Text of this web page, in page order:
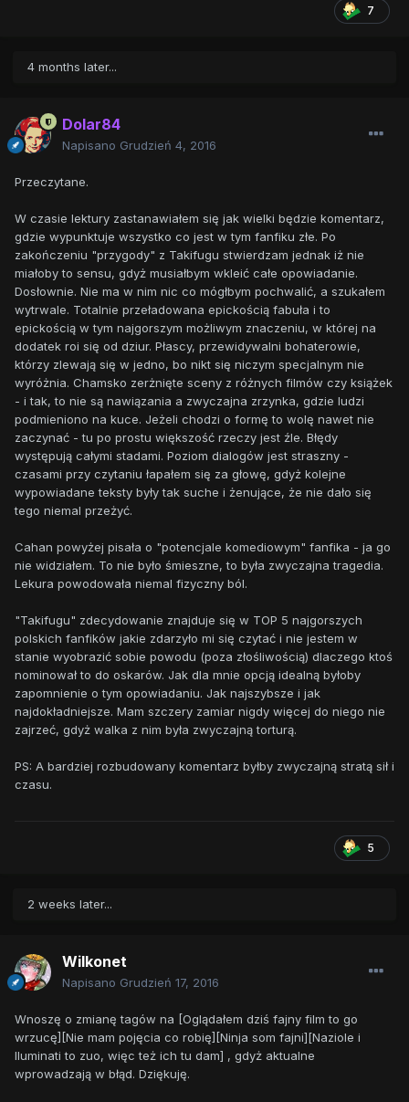
7
4 months later...
Dolar84
Napisano Grudzień 4, 2016
Przeczytane.
W czasie lektury zastanawiałem się jak wielki będzie komentarz,
gdzie wypunktuje wszystko co jest w tym fanfiku złe. Po
zakończeniu "przygody" z Takifugu stwierdzam jednak iż nie
miałoby to sensu, gdyż musiałbym wkleić całe opowiadanie.
Dosłownie. Nie ma w nim nic co mógłbym pochwalić, a szukałem
wytrwale. Totalnie przeładowana epickością fabuła i to
epickością w tym najgorszym możliwym znaczeniu, w której na
dodatek roi się od dziur. Płascy, przewidywalni bohaterowie,
którzy zlewają się w jedno, bo nikt się niczym specjalnym nie
wyróżnia. Chamsko zerżnięte sceny z różnych filmów czy książek
- i tak, to nie są nawiązania a zwyczajna zrzynka, gdzie ludzi
podmieniono na kuce. Jeżeli chodzi o formę to wolę nawet nie
zaczynać - tu po prostu większość rzeczy jest źle. Błędy
występują całymi stadami. Poziom dialogów jest straszny -
czasami przy czytaniu łapałem się za głowę, gdyż kolejne
wypowiadane teksty były tak suche i żenujące, że nie dało się
tego niemal przeżyć.
Cahan powyżej pisała o "potencjale komediowym" fanfika - ja go
nie widziałem. To nie było śmieszne, to była zwyczajna tragedia.
Lekura powodowała niemal fizyczny ból.
"Takifugu" zdecydowanie znajduje się w TOP 5 najgorszych
polskich fanfików jakie zdarzyło mi się czytać i nie jestem w
stanie wyobrazić sobie powodu (poza złośliwością) dlaczego ktoś
nominował to do oskarów. Jak dla mnie opcją idealną byłoby
zapomnienie o tym opowiadaniu. Jak najszybsze i jak
najdokładniejsze. Mam szczery zamiar nigdy więcej do niego nie
zajrzeć, gdyż walka z nim była zwyczajną torturą.
PS: A bardziej rozbudowany komentarz byłby zwyczajną stratą sił i
czasu.
5
2 weeks later...
Wilkonet
Napisano Grudzień 17, 2016
Wnoszę o zmianę tagów na [Oglądałem dziś fajny film to go
wrzucę][Nie mam pojęcia co robię][Ninja som fajni][Naziole i
Iluminati to zuo, więc też ich tu dam] , gdyż aktualne
wprowadzają w błąd. Dziękuję.